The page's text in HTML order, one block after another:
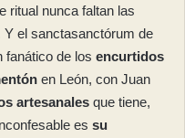
ritual nunca faltan las
el sanctasanctórum de
fanático de los encurtidos
en León, con Juan
artesanales que tiene,
es su